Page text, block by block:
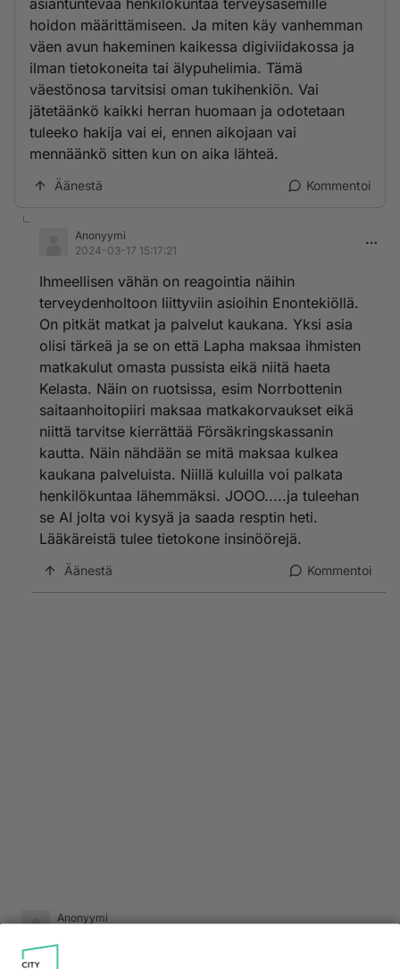
asiantuntevaa henkilökuntaa terveysasemille
hoidon määrittämiseen. Ja miten käy vanhemman
väen avun hakeminen kaikessa digiviidakossa ja
ilman tietokoneita tai älypuhelimia. Tämä
väestönosa tarvitsisi oman tukihenkiön. Vai
jätetäänkö kaikki herran huomaan ja odotetaan
tuleeko hakija vai ei, ennen aikojaan vai
mennäänkö sitten kun on aika lähteä.
Äänestä Kommentoi
Anonyymi
2024-03-17 15:17:21
Ihmeellisen vähän on reagointia näihin
terveydenholtoon liittyviin asioihin Enontekiöllä.
On pitkät matkat ja palvelut kaukana. Yksi asia
olisi tärkeä ja se on että Lapha maksaa ihmisten
matkakulut omasta pussista eikä niitä haeta
Kelasta. Näin on ruotsissa, esim Norrbottenin
saitaanhoitopiiri maksaa matkakorvaukset eikä
niittä tarvitse kierrättää Försäkringskassanin
kautta. Näin nähdään se mitä maksaa kulkea
kaukana palveluista. Niillä kuluilla voi palkata
henkilökuntaa lähemmäksi. JOOO.....ja tuleehan
se AI jolta voi kysyä ja saada resptin heti.
Lääkäreistä tulee tietokone insinöörejä.
Äänestä Kommentoi
Anonyymi